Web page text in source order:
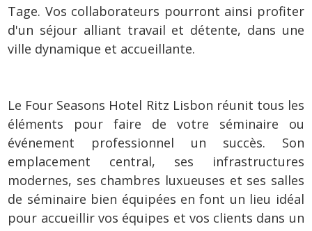
Tage. Vos collaborateurs pourront ainsi profiter
d'un séjour alliant travail et détente, dans une
ville dynamique et accueillante.
Le Four Seasons Hotel Ritz Lisbon réunit tous les
éléments pour faire de votre séminaire ou
événement professionnel un succès. Son
emplacement central, ses infrastructures
modernes, ses chambres luxueuses et ses salles
de séminaire bien équipées en font un lieu idéal
pour accueillir vos équipes et vos clients dans un